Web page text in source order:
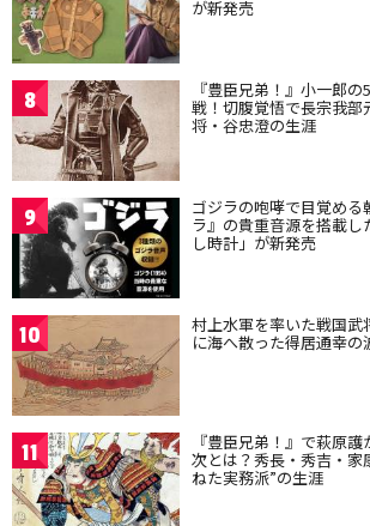
が新発売
8 『豊臣兄弟！』小一郎
戦！切腹覚悟で長宗我
将・谷忠澄の生涯
9 ゴジラの咆哮で目覚め
ラ』の貴重音源を搭載し
し時計」が新発売
10 村上水軍を率いた戦国
に海へ散った得居通幸
11 『豊臣兄弟！』で萩原
次とは？秀長・秀吉・家
ねた実務派”の生涯